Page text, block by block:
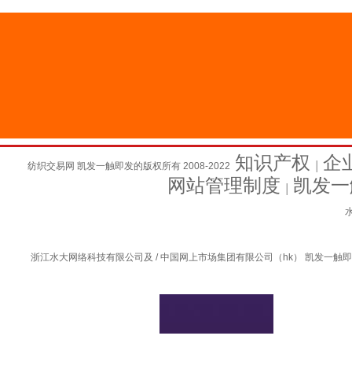
纺织交易网 凯发一触即发的版权所有 2008-2022 知识产权
企
网站管理制度
凯发
浙江水大网络科技有限公司及 / 中国网上市场集团有限公司（hk） 凯发一触